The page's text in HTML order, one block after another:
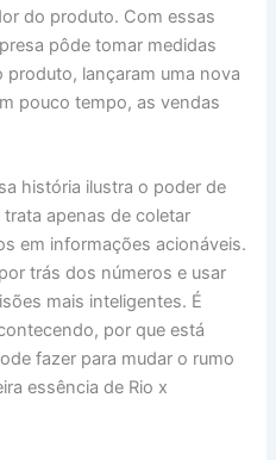
do produto. Com essas
pôde tomar medidas
produto, lançaram uma nova
pouco tempo, as vendas
história ilustra o poder de
apenas de coletar
em informações acionáveis.
trás dos números e usar
mais inteligentes. É
por que está
fazer para mudar o rumo
essência de Rio x